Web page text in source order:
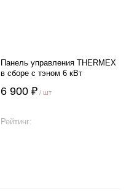
Панель управления THERMEX
в сборе с тэном 6 кВт
6 900 ₽ / шт
Рейтинг: